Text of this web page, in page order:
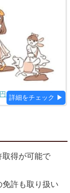
台で取得できます
取得が可能で
許も取り扱い